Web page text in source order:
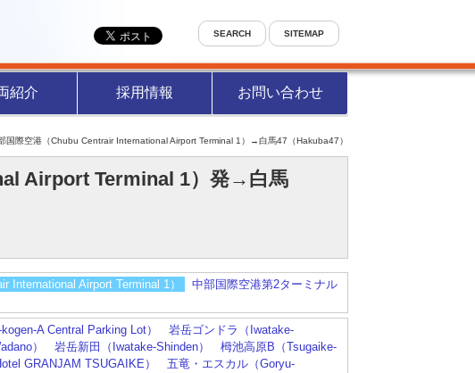
紹介 採用情報 お問い合わせ
SEARCH SITEMAP
国際空港（Chubu Centrair International Airport Terminal 1）→白馬47（Hakuba47）
Airport Terminal 1）発→白馬
International Airport Terminal 1）
中部国際空港第2ターミナル
A Central Parking Lot）
岩岳ゴンドラ（Iwatake-
） 岩岳新田（Iwatake-Shinden）
栂池高原B（Tsugaike-
GRANJAM TSUGAIKE）
五竜・エスカル（Goryu-